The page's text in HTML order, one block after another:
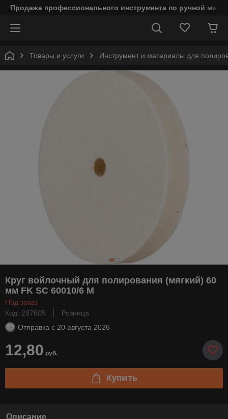
Продажа профессионального инструмента по ручной
Товары и услуги Инструмент и материалы для
Круг войлочный для полирования (мягкий) 60
мм FK SC 60010/6 M
Под заказ
Код: 297605
Розница
Отправка с 20 августа 2026
12,80 руб.
Купить
Описание